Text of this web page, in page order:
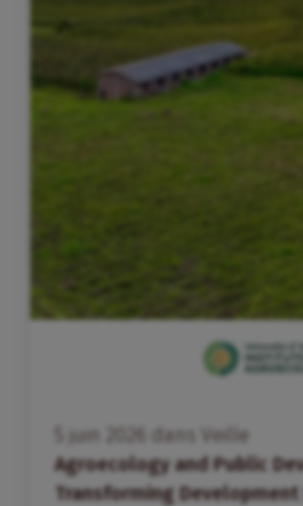
juin dans
Veille
Agroecology and Public
Transforming